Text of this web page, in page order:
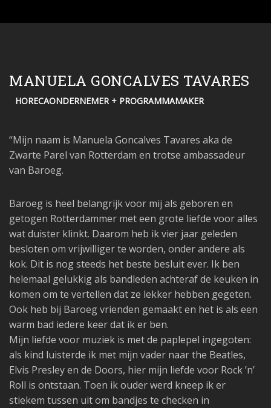
MANUELA GONCALVES TAVARES
HORECAONDERNEMER + PROGRAMMAMAKER
“Mijn naam is Manuela Goncalves Tavares aka de
Zwarte Parel van Rotterdam en trotse ambassadeur
van Baroeg.
Baroeg is heel belangrijk voor mij als geboren en
getogen Rotterdammer met een grote liefde voor alles
wat duister klinkt. Daarom heb ik vier jaar geleden
besloten om vrijwilliger te worden, onder andere als
kok. Dit is nog steeds het beste besluit ever. Ik ben
helemaal gelukkig als bandleden achteraf de keuken in
komen om te vertellen dat ze lekker hebben gegeten.
Ook heb bij Baroeg vrienden gemaakt en het is als een
warm bad iedere keer dat ik er ben.
Mijn liefde voor muziek is met de paplepel ingegoten:
als kind luisterde ik met mijn vader naar the Beatles,
Elvis Presley en de Doors, hier mijn liefde voor Rock ’n’
Roll is ontstaan. Toen ik ouder werd kneep ik er
stiekem tussen uit om bandjes te checken in